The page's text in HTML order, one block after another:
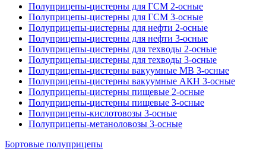
Полуприцепы-цистерны для ГСМ 2-осные
Полуприцепы-цистерны для ГСМ 3-осные
Полуприцепы-цистерны для нефти 2-осные
Полуприцепы-цистерны для нефти 3-осные
Полуприцепы-цистерны для техводы 2-осные
Полуприцепы-цистерны для техводы 3-осные
Полуприцепы-цистерны вакуумные МВ 3-осные
Полуприцепы-цистерны вакуумные АКН 3-осные
Полуприцепы-цистерны пищевые 2-осные
Полуприцепы-цистерны пищевые 3-осные
Полуприцепы-кислотовозы 3-осные
Полуприцепы-метаноловозы 3-осные
Бортовые полуприцепы